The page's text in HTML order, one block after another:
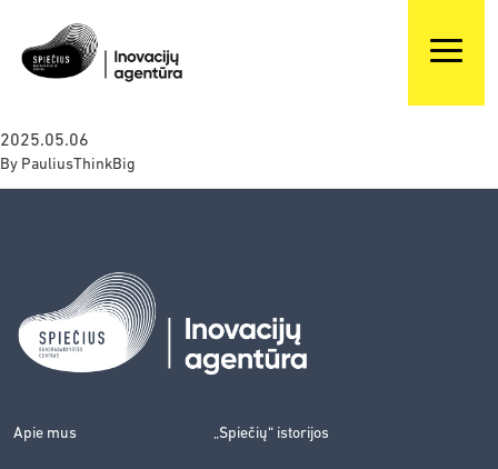
2025.05.06
By PauliusThinkBig
Apie mus „Spiečių“ istorijos